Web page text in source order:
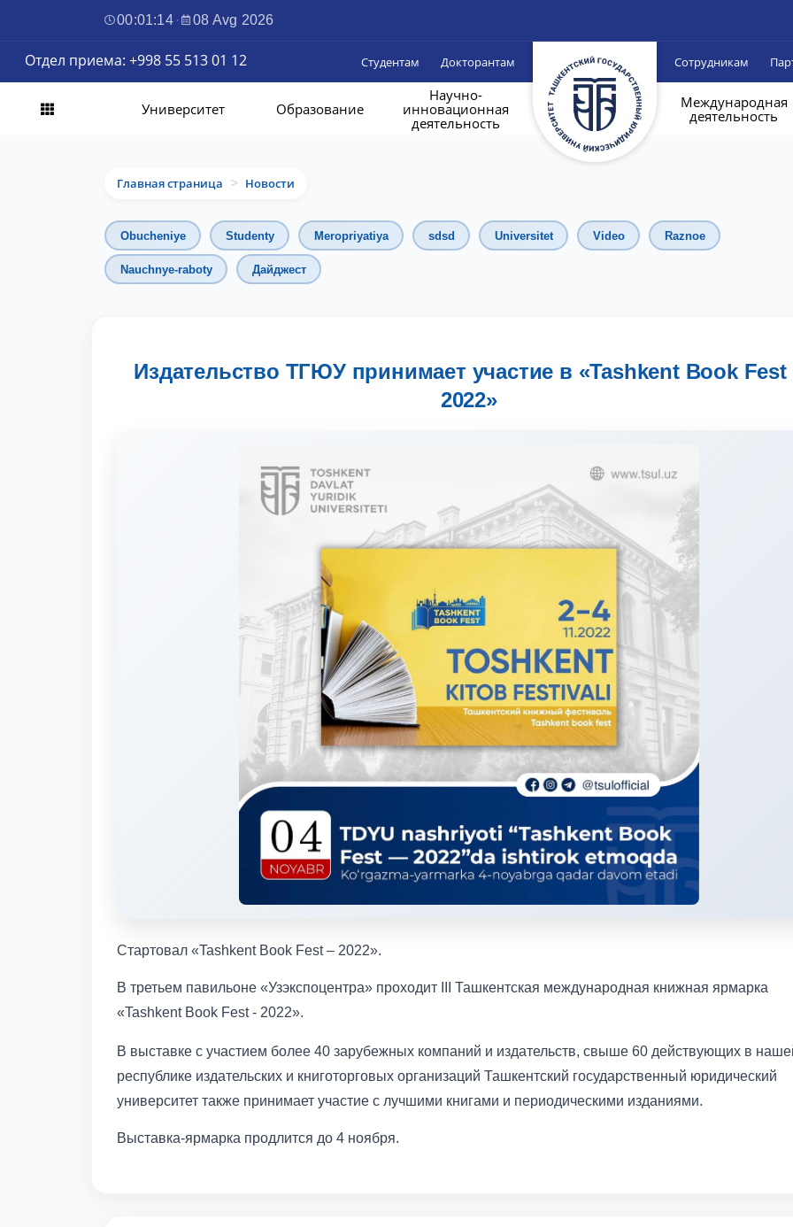
00:01:16 · 08 Avg 2026
Отдел приема: +998 55 513 01 12 Студентам Докторантам Сотрудникам
Университет Образование
Научно-
инновационная
деятельность
Международная
деятельность
Главная страница > Новости
Obucheniye Studenty Meropriyatiya sdsd Universitet Video Raznoe
Nauchnye-raboty Дайджест
Издательство ТГЮУ принимает участие в «Tashkent Book Fest
2022»
Стартовал «Tashkent Book Fest – 2022».
В третьем павильоне «Узэкспоцентра» проходит III Ташкентская международная книжная ярмарка
«Tashkent Book Fest - 2022».
В выставке с участием более 40 зарубежных компаний и издательств, свыше 60 действующих в
республике издательских и книготорговых организаций Ташкентский государственный юридический
университет также принимает участие с лучшими книгами и периодическими изданиями.
Выставка-ярмарка продлится до 4 ноября.